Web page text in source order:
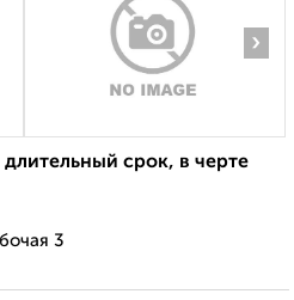
›
срок, в черте
3